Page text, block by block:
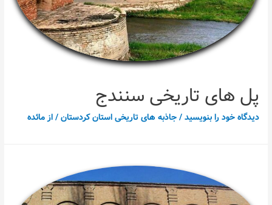
پل های تاریخی سنندج
دیدگاه‌ خود را بنویسید/جاذبه های تاریخی استان کردستان/ ازمائده